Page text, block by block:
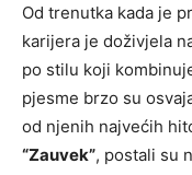
Od trenutka kada je
karijera je doživjela
po stilu koji
pjesme brzo su
od njenih najvećih
“Zauvek”, postali su